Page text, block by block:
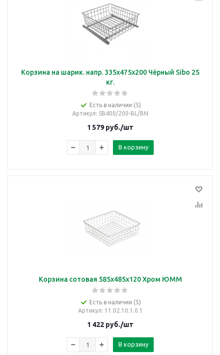
Корзина на шарик. напр. 335х475х200 Чёрный Sibo 25
кг.
Есть в наличии (5)
Артикул: SB400/200-BL/BN
1 579 руб./шт
В корзину
Корзина сотовая 585х485х120 Хром ЮММ
Есть в наличии (5)
Артикул: 11.02.10.1.0.1
1 422 руб./шт
В корзину